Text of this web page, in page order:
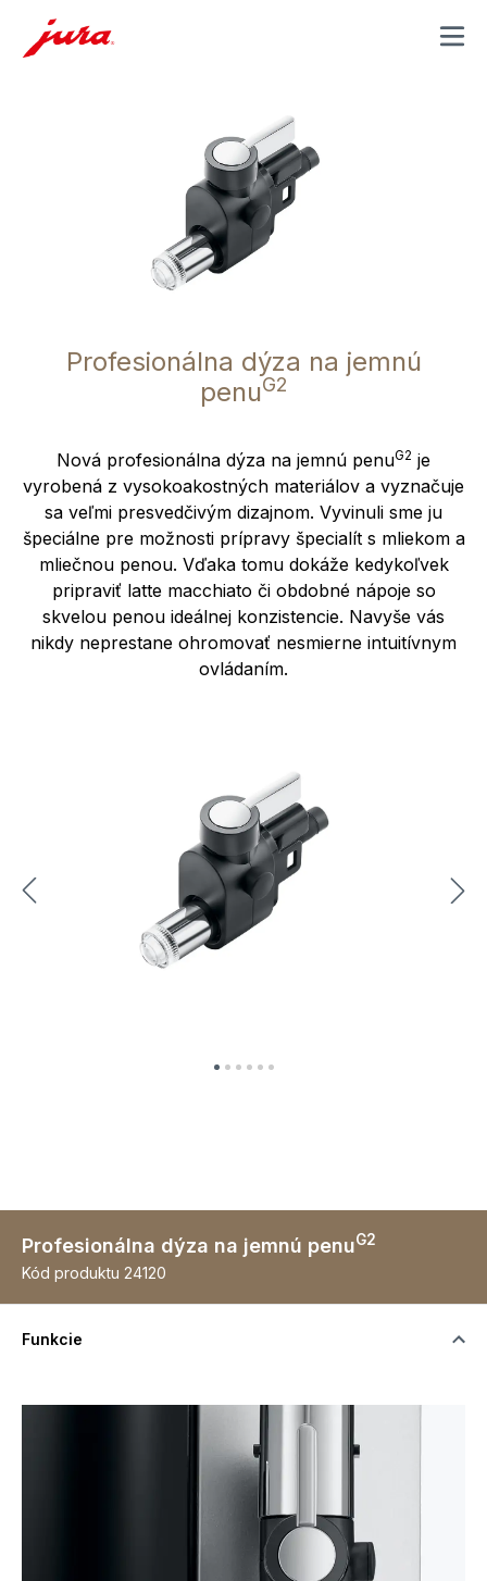
MENU
Profesionálna dýza na jemnú
penuG2
Nová profesionálna dýza na jemnú penuG2 je
vyrobená z vysokoakostných materiálov a vyznačuje
sa veľmi presvedčivým dizajnom. Vyvinuli sme ju
špeciálne pre možnosti prípravy špecialít s mliekom a
mliečnou penou. Vďaka tomu dokáže kedykoľvek
pripraviť latte macchiato či obdobné nápoje so
skvelou penou ideálnej konzistencie. Navyše vás
nikdy neprestane ohromovať nesmierne intuitívnym
ovládaním.
Profesionálna dýza na jemnú penuG2
Kód produktu 24120
Funkcie